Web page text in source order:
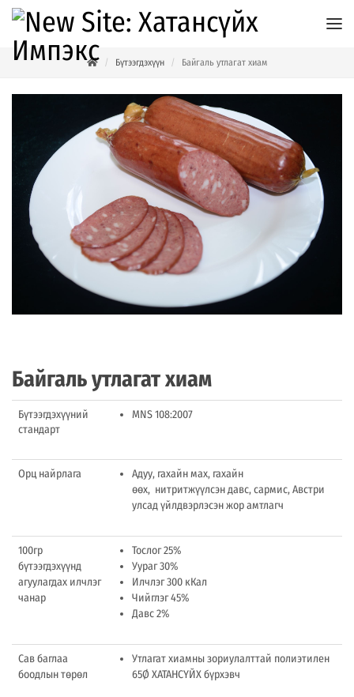
Бүтээгдэхүүн Байгаль утлагат хиам
Байгаль утлагат хиам
Бүтээгдэхүүний
стандарт
MNS 108:2007
Орц найрлага
Адуу, гахайн мах, гахайн
өөх, нитритжүүлсэн давс, сармис, Австри
улсад үйлдвэрлэсэн жор амтлагч
100гр
бүтээгдэхүүнд
агуулагдах илчлэг
чанар
Тослог 25%
Уураг 30%
Илчлэг 300 кКал
Чийглэг 45%
Давс 2%
Сав баглаа
боодлын төрөл
Утлагат хиамны зориулалттай полиэтилен
65Ø ХАТАНСҮЙХ бүрхэвч